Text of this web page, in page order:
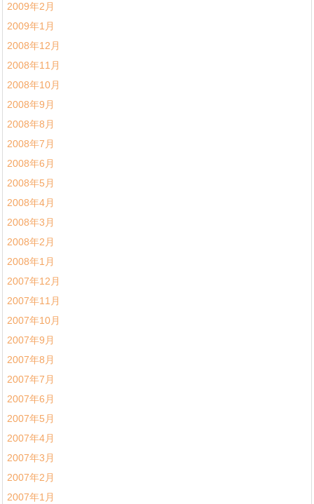
2009年2月
2009年1月
2008年12月
2008年11月
2008年10月
2008年9月
2008年8月
2008年7月
2008年6月
2008年5月
2008年4月
2008年3月
2008年2月
2008年1月
2007年12月
2007年11月
2007年10月
2007年9月
2007年8月
2007年7月
2007年6月
2007年5月
2007年4月
2007年3月
2007年2月
2007年1月